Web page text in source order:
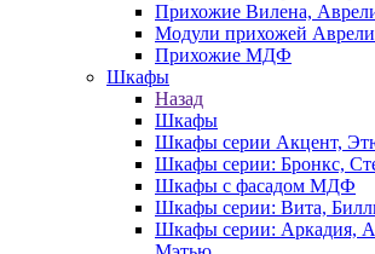
Прихожие Вилена,
Модули прихожей
Прихожие МДФ
Шкафы
Назад
Шкафы
Шкафы серии Акцент,
Шкафы серии: Бронкс,
Шкафы с фасадом МДФ
Шкафы серии: Вита,
Шкафы серии: Аркадия,